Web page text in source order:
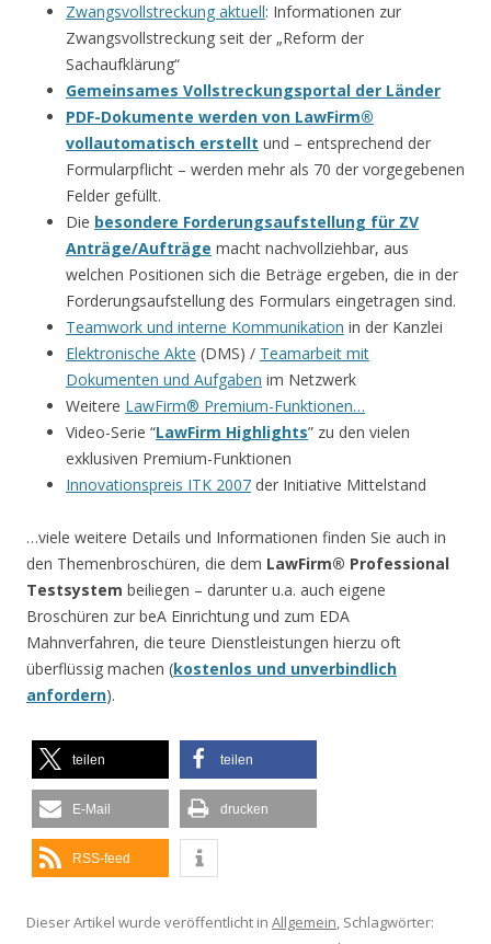
Zwangsvollstreckung aktuell: Informationen zur
Zwangsvollstreckung seit der „Reform der
Sachaufklärung“
Gemeinsames Vollstreckungsportal der Länder
PDF-Dokumente werden von LawFirm®
vollautomatisch erstellt und – entsprechend der
Formularpflicht – werden mehr als 70 der vorgegebenen
Felder gefüllt.
Die besondere Forderungsaufstellung für ZV
Anträge/Aufträge macht nachvollziehbar, aus
welchen Positionen sich die Beträge ergeben, die in der
Forderungsaufstellung des Formulars eingetragen sind.
Teamwork und interne Kommunikation in der Kanzlei
Elektronische Akte (DMS) / Teamarbeit mit
Dokumenten und Aufgaben im Netzwerk
Weitere LawFirm® Premium-Funktionen…
Video-Serie “LawFirm Highlights” zu den vielen
exklusiven Premium-Funktionen
Innovationspreis ITK 2007 der Initiative Mittelstand
…viele weitere Details und Informationen finden Sie auch in
den Themenbroschüren, die dem LawFirm® Professional
Testsystem beiliegen – darunter u.a. auch eigene
Broschüren zur beA Einrichtung und zum EDA
Mahnverfahren, die teure Dienstleistungen hierzu oft
überflüssig machen (kostenlos und unverbindlich
anfordern).
teilen teilen
E-Mail drucken
RSS-feed
Dieser Artikel wurde veröffentlicht in Allgemein, Schlagwörter: